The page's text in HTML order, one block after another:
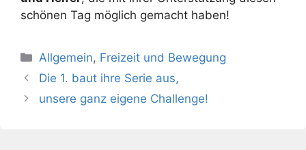
schönen Tag möglich gemacht haben!
Kategorien
Allgemein, Freizeit und Bewegung
Die 1. baut ihre Serie aus,
unsere ganz eigene Challenge!